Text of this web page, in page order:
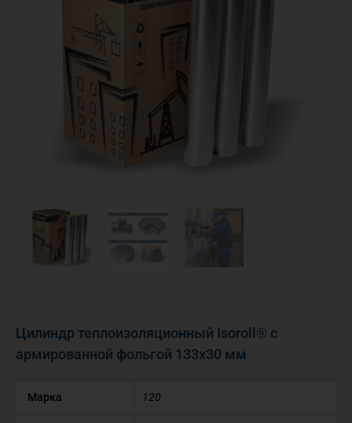
Цилиндр теплоизоляционный Isoroll® с
армированной фольгой 133х30 мм
Марка 120